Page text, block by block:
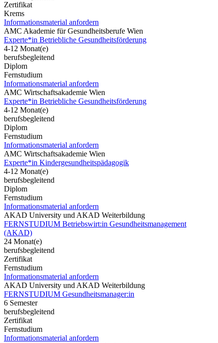
Zertifikat
Krems
Informationsmaterial anfordern
AMC Akademie für Gesundheitsberufe Wien
Experte*in Betriebliche Gesundheitsförderung
4-12 Monat(e)
berufsbegleitend
Diplom
Fernstudium
Informationsmaterial anfordern
AMC Wirtschaftsakademie Wien
Experte*in Betriebliche Gesundheitsförderung
4-12 Monat(e)
berufsbegleitend
Diplom
Fernstudium
Informationsmaterial anfordern
AMC Wirtschaftsakademie Wien
Experte*in Kindergesundheitspädagogik
4-12 Monat(e)
berufsbegleitend
Diplom
Fernstudium
Informationsmaterial anfordern
AKAD University und AKAD Weiterbildung
FERNSTUDIUM Betriebswirt:in Gesundheitsmanagement
(AKAD)
24 Monat(e)
berufsbegleitend
Zertifikat
Fernstudium
Informationsmaterial anfordern
AKAD University und AKAD Weiterbildung
FERNSTUDIUM Gesundheitsmanager:in
6 Semester
berufsbegleitend
Zertifikat
Fernstudium
Informationsmaterial anfordern